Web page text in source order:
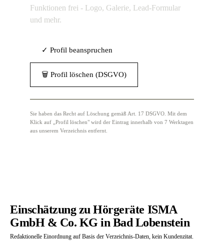
Funktionen frei - Logo, Galerie, Lead-Formular
und mehr.
✓ Profil beanspruchen
🗑 Profil löschen (DSGVO)
Sie haben das Recht auf Löschung gemäß Art. 17 DSGVO. Mit dem
Klick auf „Profil löschen" wird der Eintrag innerhalb von 7 Werktagen
aus unserem Verzeichnis entfernt.
Einschätzung zu Hörgeräte ISMA
GmbH & Co. KG in Bad Lobenstein
Redaktionelle Einordnung auf Basis der Verzeichnis-Daten, kein Kundenzitat.